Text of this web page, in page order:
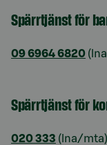
Spärrtjänst för
09 6964 6820
Spärrtjänst för
020 333 (lna/mta)